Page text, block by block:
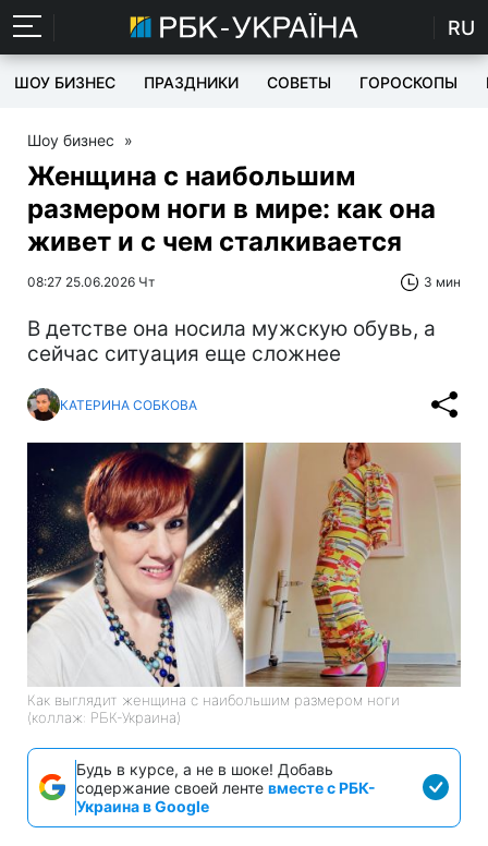
RU
ШОУ БИЗНЕС ПРАЗДНИКИ СОВЕТЫ ГОРОСКОПЫ
Шоу бизнес »
Женщина с наибольшим
размером ноги в мире: как она
живет и с чем сталкивается
08:27 25.06.2026 Чт 3 мин
В детстве она носила мужскую обувь, а
сейчас ситуация еще сложнее
КАТЕРИНА СОБКОВА
Как выглядит женщина с наибольшим размером ноги
(коллаж: РБК-Украина)
Будь в курсе, а не в шоке! Добавь
содержание своей ленте вместе с РБК-
Украина в Google